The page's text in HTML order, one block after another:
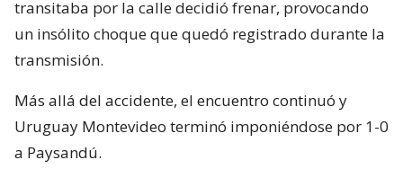
transitaba por la calle decidió frenar, provocando
un insólito choque que quedó registrado durante la
transmisión.
Más allá del accidente, el encuentro continuó y
Uruguay Montevideo terminó imponiéndose por 1-0
a Paysandú.